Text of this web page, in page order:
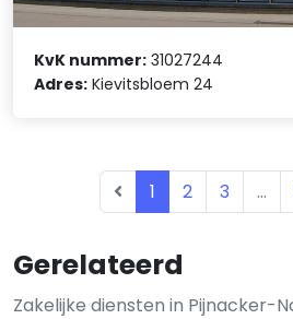
Gerelateerd
Zakelijke diensten in Pijnacker-
KvK nummer: 31027244
Adres: Kievitsbloem 24
1 2 3 ...